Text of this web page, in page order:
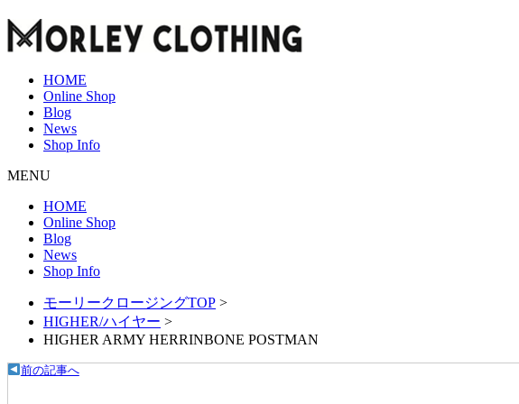
HOME
Online Shop
Blog
News
Shop Info
MENU
HOME
Online Shop
Blog
News
Shop Info
モーリークロージングTOP >
HIGHER/ハイヤー >
HIGHER ARMY HERRINBONE POSTMAN
前の記事へ